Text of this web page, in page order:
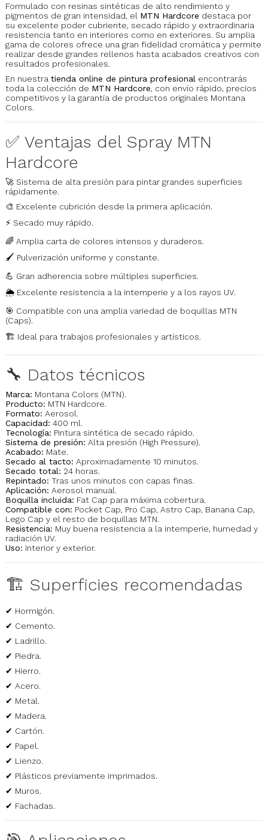
Formulado con resinas sintéticas de alto rendimiento y
pigmentos de gran intensidad, el MTN Hardcore destaca por
su excelente poder cubriente, secado rápido y extraordinaria
resistencia tanto en interiores como en exteriores. Su amplia
gama de colores ofrece una gran fidelidad cromática y permite
realizar desde grandes rellenos hasta acabados creativos con
resultados profesionales.
En nuestra tienda online de pintura profesional encontrarás
toda la colección de MTN Hardcore, con envío rápido, precios
competitivos y la garantía de productos originales Montana
Colors.
✅ Ventajas del Spray MTN
Hardcore
🚀 Sistema de alta presión para pintar grandes superficies
rápidamente.
🎨 Excelente cubrición desde la primera aplicación.
⚡ Secado muy rápido.
🌈 Amplia carta de colores intensos y duraderos.
🖌️ Pulverización uniforme y constante.
💪 Gran adherencia sobre múltiples superficies.
🌦️ Excelente resistencia a la intemperie y a los rayos UV.
🎯 Compatible con una amplia variedad de boquillas MTN
(Caps).
🏗️ Ideal para trabajos profesionales y artísticos.
🔧 Datos técnicos
Marca: Montana Colors (MTN).
Producto: MTN Hardcore.
Formato: Aerosol.
Capacidad: 400 ml.
Tecnología: Pintura sintética de secado rápido.
Sistema de presión: Alta presión (High Pressure).
Acabado: Mate.
Secado al tacto: Aproximadamente 10 minutos.
Secado total: 24 horas.
Repintado: Tras unos minutos con capas finas.
Aplicación: Aerosol manual.
Boquilla incluida: Fat Cap para máxima cobertura.
Compatible con: Pocket Cap, Pro Cap, Astro Cap, Banana Cap,
Lego Cap y el resto de boquillas MTN.
Resistencia: Muy buena resistencia a la intemperie, humedad y
radiación UV.
Uso: Interior y exterior.
🏗️ Superficies recomendadas
✔ Hormigón.
✔ Cemento.
✔ Ladrillo.
✔ Piedra.
✔ Hierro.
✔ Acero.
✔ Metal.
✔ Madera.
✔ Cartón.
✔ Papel.
✔ Lienzo.
✔ Plásticos previamente imprimados.
✔ Muros.
✔ Fachadas.